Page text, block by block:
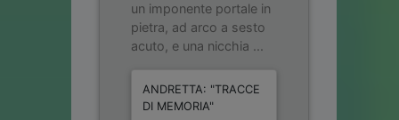
un imponente portale in
pietra, ad arco a sesto
acuto, e una nicchia ...
ANDRETTA: "TRACCE
DI MEMORIA"